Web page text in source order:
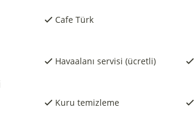
Cafe Türk
Havaalanı servisi (ücretli)
Kuru temizleme